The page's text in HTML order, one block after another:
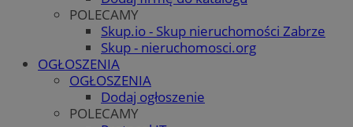
POLECAMY
Skup.io - Skup nieruchomości Zabrze
Skup - nieruchomosci.org
OGŁOSZENIA
OGŁOSZENIA
Dodaj ogłoszenie
POLECAMY